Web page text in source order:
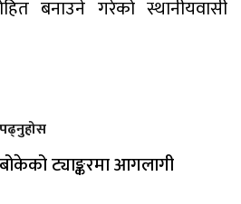
बनाउने गरेको स्थानीयवासी
ट्याङ्करमा आगलागी